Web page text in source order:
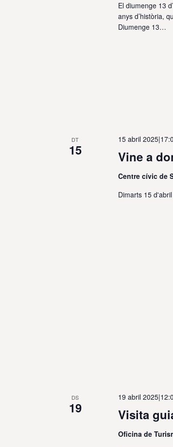
El diumenge 13
anys d’història,
Diumenge 13…
DT
15 Vine a
15 abril
Centre cívic de
Dimarts 15
DS
19 Visita
19 abril
Oficina de